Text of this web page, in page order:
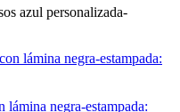
azul personalizada-
lámina negra-estampada: